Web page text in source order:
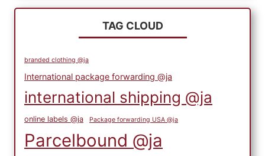
TAG CLOUD
branded clothing @ja
International package forwarding @ja
international shipping @ja
online labels @ja Package forwarding USA @ja
Parcelbound @ja